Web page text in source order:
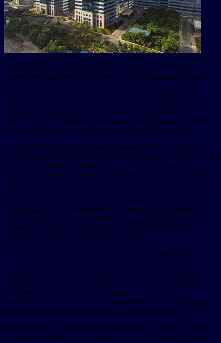
India is a core market of CapitaLand Investment, a global real estate
investment manager headquartered in Singapore. In Bangalore, 18
business park buildings have achieved LEED Platinum or Indian
Green Building Council Platinum certification. Value creation
initiatives to improve the operational efficiency of the properties
included the use of more efficient air-conditioning equipment and
energy-efficient lighting. An IoT system was implemented to
optimise HVAC equipment performance through advanced data
analytics and low flow water fixtures were used in restrooms.
Компания CapitaLand Investment Limited (CLI) подтвердила
свою приверженность принципам устойчивого развития, взяв
на себя повышенное обязательство по достижению нетто-
нулевого уровня углеродных выбросов (Net Zero) к 2050 году.
Для выполнения этого обязательства CLI планирует к 2030
году сократить свои абсолютные выбросы парниковых газов
сфер охвата 1 и 2 на 46%, что значительно выше целевого
показателя в 28%, утвержденного компанией в базовом 2019
году. Новые целевые показатели по сокращению выбросов
парниковых газов утверждены в рамках Инициативы по
разработке научно-обоснованных целевых
показателей[1] (Science Based Targets initiative — SBTi),
направленной на ограничение глобального потепления до
1,5 °C в соответствии с целями Парижского соглашения[2].
CapitaLand — одна из немногих сингапурских компаний с
масштабным международным присутствием, принявшая
утвержденные в рамках Инициативы SBTi целевые
показатели углеродного следа, обеспечивающие реализацию
сценария по ограничению глобального потепления до 1,5 °C.
Новое обязательство по обеспечению нетто-нулевого уровня
углеродных выбросов основывается на существующих целях в